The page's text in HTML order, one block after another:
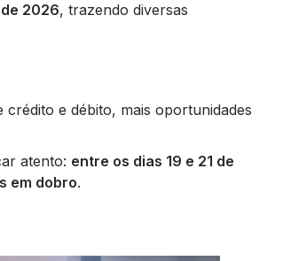
2026, trazendo diversas
crédito e débito, mais oportunidades
atento: entre os dias 19 e 21 de
em dobro.